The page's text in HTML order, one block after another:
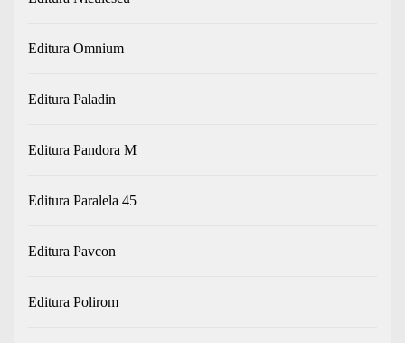
Editura Omnium
Editura Paladin
Editura Pandora M
Editura Paralela 45
Editura Pavcon
Editura Polirom